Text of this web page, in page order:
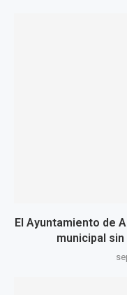
El Ayuntamiento de
municipal